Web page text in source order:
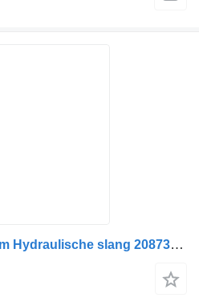
Renault Hydraulic System Hydraulische slang 20873213 visokopritisno crijevo za kamiona